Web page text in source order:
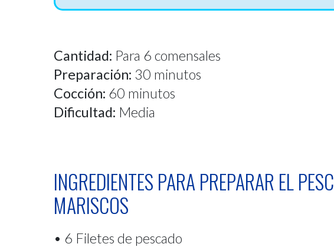
Cantidad: Para 6 comensales
Preparación: 30 minutos
Cocción: 60 minutos
Dificultad: Media
INGREDIENTES PARA PREPARAR EL
MARISCOS
• 6 Filetes de pescado